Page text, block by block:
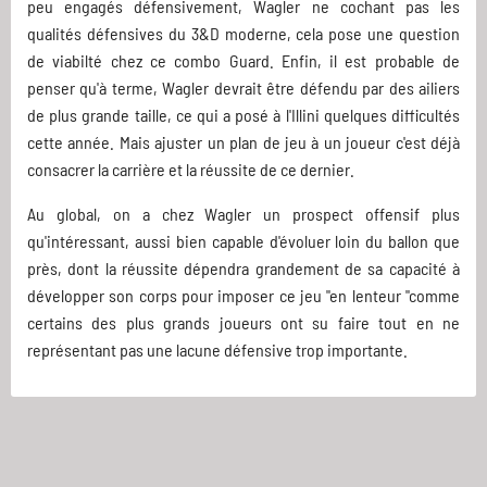
peu engagés défensivement, Wagler ne cochant pas les
qualités défensives du 3&D moderne, cela pose une question
de viabilté chez ce combo Guard. Enfin, il est probable de
penser qu'à terme, Wagler devrait être défendu par des ailiers
de plus grande taille, ce qui a posé à l'Illini quelques difficultés
cette année. Mais ajuster un plan de jeu à un joueur c'est déjà
consacrer la carrière et la réussite de ce dernier.
Au global, on a chez Wagler un prospect offensif plus
qu'intéressant, aussi bien capable d'évoluer loin du ballon que
près, dont la réussite dépendra grandement de sa capacité à
développer son corps pour imposer ce jeu "en lenteur "comme
certains des plus grands joueurs ont su faire tout en ne
représentant pas une lacune défensive trop importante.